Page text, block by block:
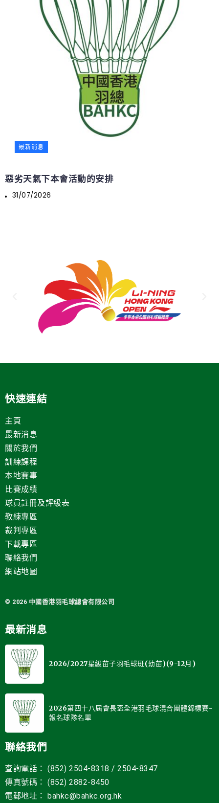
最新消息
惡劣天氣下本會活動的安排
31/07/2026
快速連結
主頁
最新消息
關於我們
訓練課程
本地賽事
比賽成績
球員註冊及評級表
教練專區
裁判專區
下載專區
聯絡我們
網站地圖
© 2026 中國 香港羽毛球總會有限公司
最新消息
2026/2027星級苗子羽毛球班(幼苗)(9-12月)
2026第四十八屆會長盃全港羽毛球混合團體錦標賽-
報名球隊名單
聯絡我們
查詢電話： (852) 2504-8318 / 2504-8347
傳真號碼： (852) 2882-8450
電郵地址 ： bahkc@bahkc.org.hk